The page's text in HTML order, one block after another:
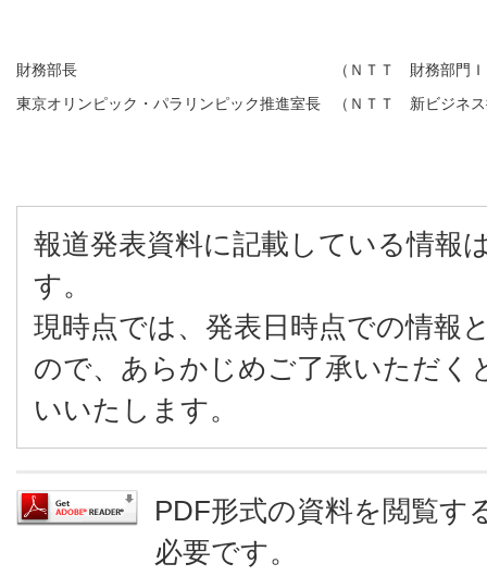
財務部長
（ＮＴＴ 財務部門
東京オリンピック・パラリンピック推進室長
（ＮＴＴ 新ビジネ
報道発表資料に記載している情報
す。
現時点では、発表日時点での情報
ので、あらかじめご了承いただく
いいたします。
PDF形式の資料を閲覧す
必要です。